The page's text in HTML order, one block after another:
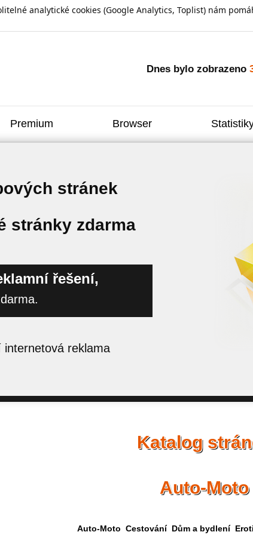
analytické cookies (Google Analytics, Toplist) nám
Dnes bylo zobrazeno
Premium Browser
stránek
stránky zdarma
řešení,
reklama
Katalog
Auto-Moto
Auto-Moto Cestování Dům a bydlení